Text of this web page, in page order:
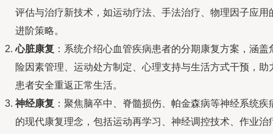
评估与治疗新技术，如运动疗法、手法治疗、物理因子应用
进阶策略。
心脏康复 ：系统介绍心血管疾病患者的分期康复方案，涵盖
险因素管理、运动处方制定、心理支持与生活方式干预，助
患者安全重返正常生活。
神经康复 ：聚焦脑卒中、脊髓损伤、帕金森病等神经系统疾
的现代康复理念，包括运动再学习、神经调控技术、作业治